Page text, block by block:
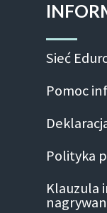
Sieć
Pomoc
Polityka
Klauzula